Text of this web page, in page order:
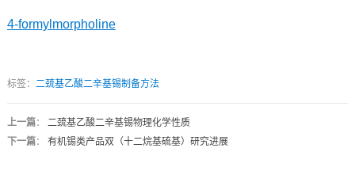
4-formylmorpholine
标签： 二巯基乙酸二辛基锡制备方法
上一篇： 二巯基乙酸二辛基锡物理化学性质
下一篇： 有机锡类产品双（十二烷基硫基）研究进展